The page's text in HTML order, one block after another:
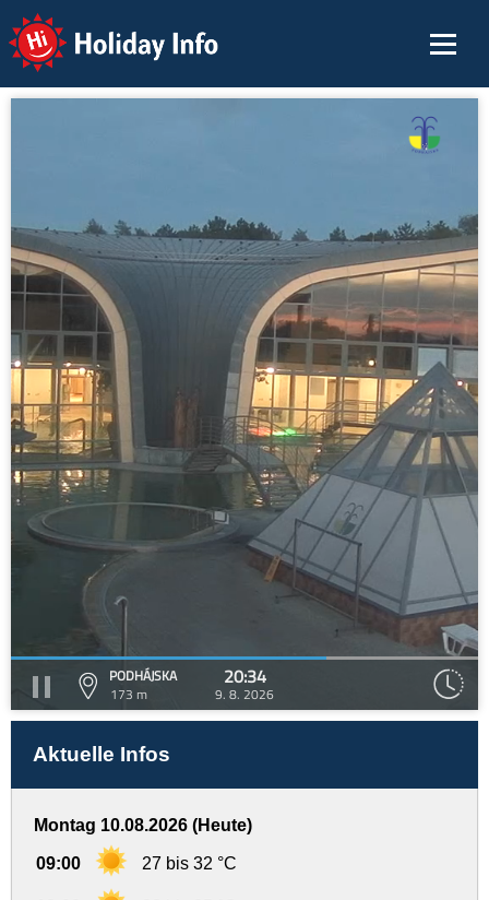
Holiday Info
PODHÁJSKA
173 m
20:34
9. 8. 2026
Aktuelle Infos
Montag 10.08.2026 (Heute)
09:00 27 bis 32 °C